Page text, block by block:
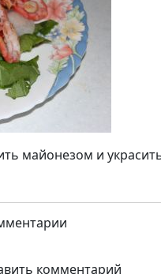
майонезом и
комментарий